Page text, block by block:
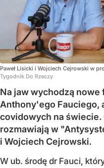
Paweł Lisicki i Wojciech Cejrowski w
Tygodnik Do Rzeczy
Na jaw wychodzą nowe
Anthony'ego Fauciego,
covidowych na
rozmawiają w
i Wojciech Cejrowski.
W ub. środę dr Fauci,